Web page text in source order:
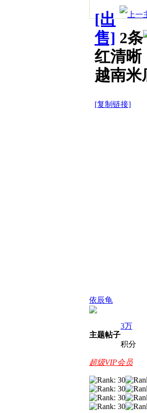
[出
售] 2条
红清晰
越南米
[复制链接]
依辰龟
主题帖子
3万
积分
超级VIP会员